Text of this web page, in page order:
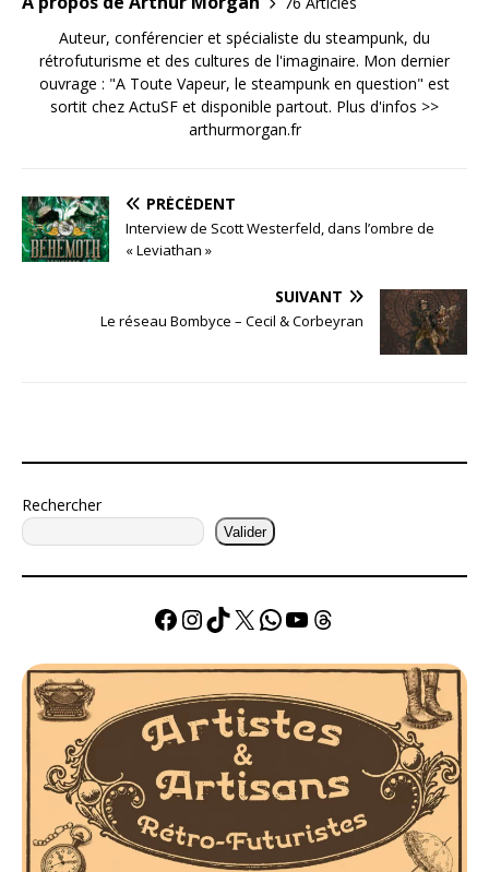
Auteur, conférencier et spécialiste du steampunk, du
rétrofuturisme et des cultures de l'imaginaire. Mon dernier
ouvrage : "A Toute Vapeur, le steampunk en question" est
sortit chez ActuSF et disponible partout. Plus d'infos >>
arthurmorgan.fr
PRÉCÉDENT
Interview de Scott Westerfeld, dans l’ombre de
« Leviathan »
SUIVANT
Le réseau Bombyce – Cecil & Corbeyran
Rechercher
Valider